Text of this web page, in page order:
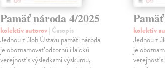
Pamäť národa 4/2025
kolektív autorov| Časopis
Jednou z úloh Ústavu pamäti národa
je oboznamovať odbornú i laickú
verejnosť s výsledkami výskumu,
kolektív
Jednou z
je
verejnosť